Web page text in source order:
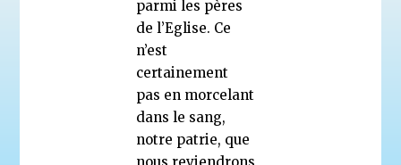
parmi les pères
de l’Eglise. Ce
n’est
certainement
pas en morcelant
dans le sang,
notre patrie, que